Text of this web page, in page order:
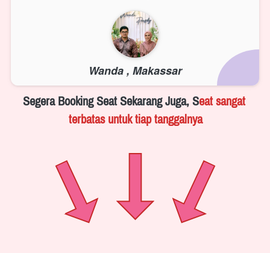
Wanda , Makassar
Segera Booking Seat Sekarang Juga, Seat sangat
terbatas untuk tiap tanggalnya